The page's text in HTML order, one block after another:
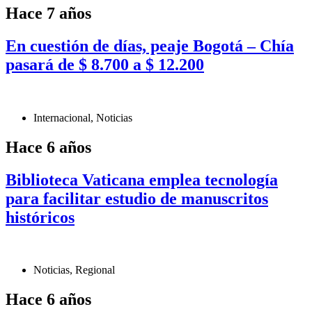
Hace 7 años
En cuestión de días, peaje Bogotá – Chía
pasará de $ 8.700 a $ 12.200
Internacional, Noticias
Hace 6 años
Biblioteca Vaticana emplea tecnología
para facilitar estudio de manuscritos
históricos
Noticias, Regional
Hace 6 años